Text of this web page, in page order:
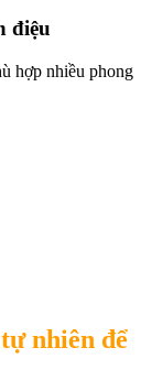
điệu
hợp nhiều phong
nhiên để